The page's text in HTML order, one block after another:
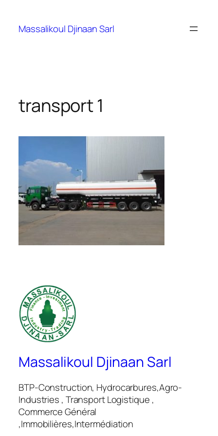
Massalikoul Djinaan Sarl
transport 1
Massalikoul Djinaan Sarl
BTP-Construction, Hydrocarbures,Agro-
Industries , Transport Logistique ,
Commerce Général
,Immobilières,Intermédiation